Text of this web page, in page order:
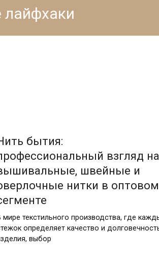
лайфхаки
бытия:
взгляд на
швейные и
нитки в оптовом
мире текстильного производства, где
определяет качество и
выбор